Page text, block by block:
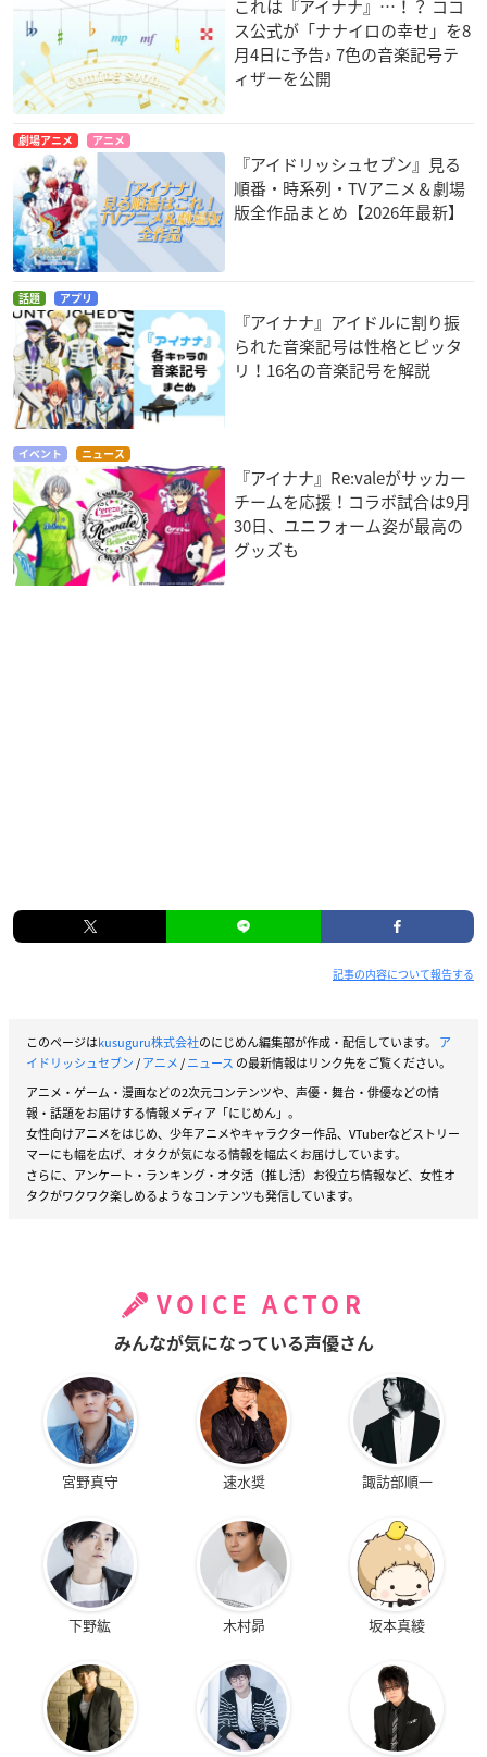
これは『アイナナ』…！？ ココ
ス公式が「ナナイロの幸せ」を8
月4日に予告♪ 7色の音楽記号テ
ィザーを公開
劇場アニメ アニメ
『アイドリッシュセブン』見る
順番・時系列・TVアニメ＆劇場
版全作品まとめ【2026年最新】
話題 アプリ
『アイナナ』アイドルに割り振
られた音楽記号は性格とピッタ
リ！16名の音楽記号を解説
イベント ニュース
『アイナナ』Re:valeがサッカー
チームを応援！コラボ試合は9月
30日、ユニフォーム姿が最高の
グッズも
記事の内容について報告する
このページはkusuguru株式会社のにじめん編集部が作成・配信しています。 ア
イドリッシュセブン/アニメ/ニュース の最新情報はリンク先をご覧ください。
アニメ・ゲーム・漫画などの2次元コンテンツや、声優・舞台・俳優などの情
報・話題をお届けする情報メディア「にじめん」。
女性向けアニメをはじめ、少年アニメやキャラクター作品、VTuberなどストリー
マーにも幅を広げ、オタクが気になる情報を幅広くお届けしています。
さらに、アンケート・ランキング・オタ活（推し活）お役立ち情報など、女性オ
タクがワクワク楽しめるようなコンテンツも発信しています。
VOICE ACTOR
みんなが気になっている声優さん
宮野真守 速水奨 諏訪部順一
下野紘 木村昴 坂本真綾